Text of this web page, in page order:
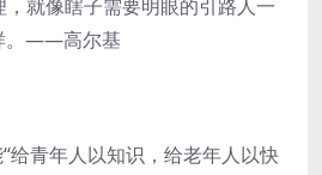
就像瞎子需要明眼的引路人一
。——高尔基
青年人以知识，给老年人以快